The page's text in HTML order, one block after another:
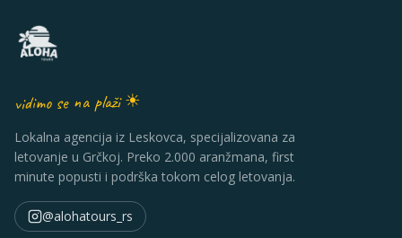
vidimo se na plaži ☀
Lokalna agencija iz Leskovca, specijalizovana za
letovanje u Grčkoj. Preko 2.000 aranžmana, first
minute popusti i podrška tokom celog letovanja.
@alohatours_rs